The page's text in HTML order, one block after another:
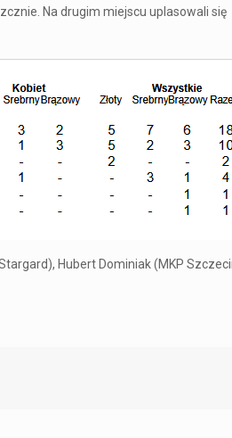
Na drugim miejscu uplasowali się
Hubert Dominiak (MKP